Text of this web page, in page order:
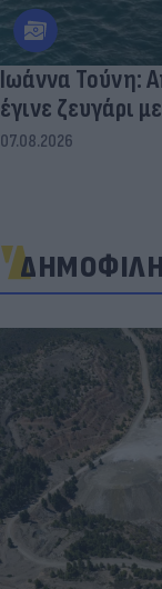
Ιωάννα Τούνη:
έγινε ζευγάρι
07.08.2026
ΔΗΜΟΦΙΛΗ